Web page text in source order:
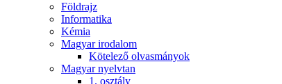
Földrajz
Informatika
Kémia
Magyar irodalom
Kötelező olvasmányok
Magyar nyelvtan
1. osztály